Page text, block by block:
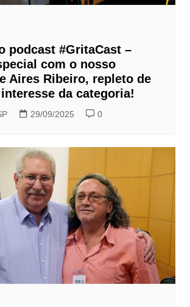
podcast #GritaCast –
com o nosso
Aires Ribeiro, repleto de
da categoria!
29/09/2025 0